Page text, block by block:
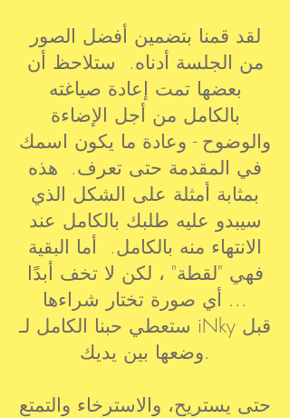
لقد قمنا بتضمين أفضل الصور
من الجلسة أدناه. ستلاحظ أن
بعضها تمت إعادة صياغته
بالكامل من أجل الإضاءة
والوضوح - وعادة ما يكون اسمك
في المقدمة حتى تعرف. هذه
بمثابة أمثلة على الشكل الذي
سيبدو عليه طلبك بالكامل عند
الانتهاء منه بالكامل. أما البقية
فهي "لقطة" ، لكن لا تخف أبدًا
... أي صورة تختار شراءها
ستعطي حبنا الكامل لـ iNky قبل
وضعها بين يديك.
حتى يستريح، والاسترخاء والتمتع